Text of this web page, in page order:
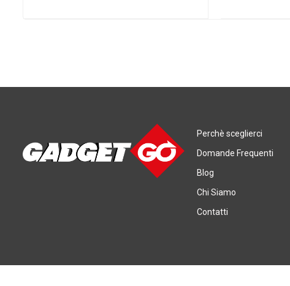
Perchè sceglierci
Domande Frequenti
Blog
Chi Siamo
Contatti